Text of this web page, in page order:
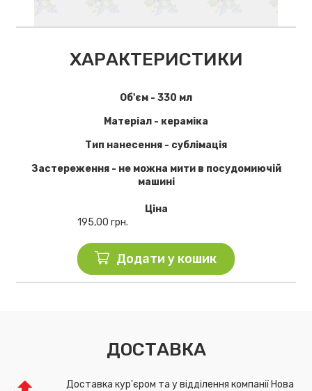
ХАРАКТЕРИСТИКИ
Об'єм - 330 мл
Матеріал - кераміка
Тип нанесення - сублімація
Застереження - не можна мити в посудомиючій
машині
Ціна
195,00 грн.
Додати у кошик
ДОСТАВКА
Доставка кур'єром та у відділення компанії Нова